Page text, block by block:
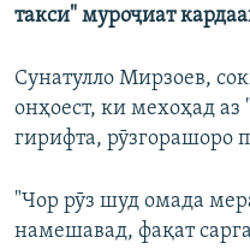
такси" муроҷиат
Сунатулло Мирзоев,
онҳоест, ки мехоҳад
гирифта, рӯзгорашоро
"Чор рӯз шуд омада
намешавад, фақат